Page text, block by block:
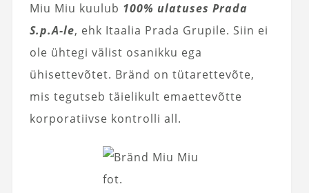
Miu Miu kuulub 100% ulatuses Prada
S.p.A-le, ehk Itaalia Prada Grupile. Siin ei
ole ühtegi välist osanikku ega
ühisettevõtet. Bränd on tütarettevõte,
mis tegutseb täielikult emaettevõtte
korporatiivse kontrolli all.
fot.